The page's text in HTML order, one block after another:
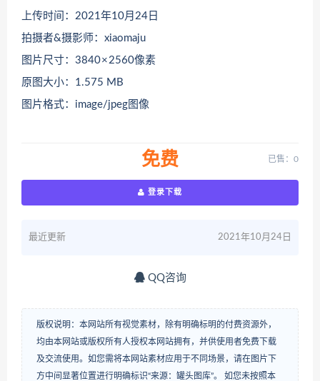
上传时间：2021年10月24日
拍摄者&摄影师：xiaomaju
图片尺寸：3840 × 2560像素
原图大小：1.575 MB
图片格式：image/jpeg图像
免费 已售：0
登录下载
最近更新 2021年10月24日
QQ咨询
版权说明：本网站所有视觉素材，除有明确标明的付费资源外，
均由本网站或版权所有人授权本网站拥有，并供使用者免费下载
及交流使用。如您需将本网站素材应用于不同场景，请在图片下
方中间显著位置进行明确标识“来源：罐头图库”。 如您未按照本